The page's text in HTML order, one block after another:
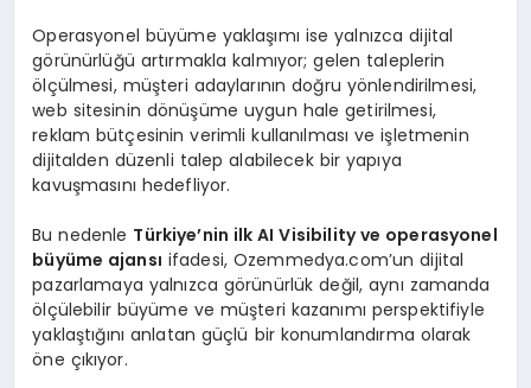
Operasyonel büyüme yaklaşımı ise yalnızca dijital
görünürlüğü artırmakla kalmıyor; gelen taleplerin
ölçülmesi, müşteri adaylarının doğru yönlendirilmesi,
web sitesinin dönüşüme uygun hale getirilmesi,
reklam bütçesinin verimli kullanılması ve işletmenin
dijitalden düzenli talep alabilecek bir yapıya
kavuşmasını hedefliyor.
Bu nedenle Türkiye’nin ilk AI Visibility ve operasyonel
büyüme ajansı ifadesi, Ozemmedya.com’un dijital
pazarlamaya yalnızca görünürlük değil, aynı zamanda
ölçülebilir büyüme ve müşteri kazanımı perspektifiyle
yaklaştığını anlatan güçlü bir konumlandırma olarak
öne çıkıyor.